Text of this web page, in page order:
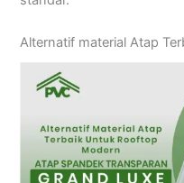
Alternatif material Atap